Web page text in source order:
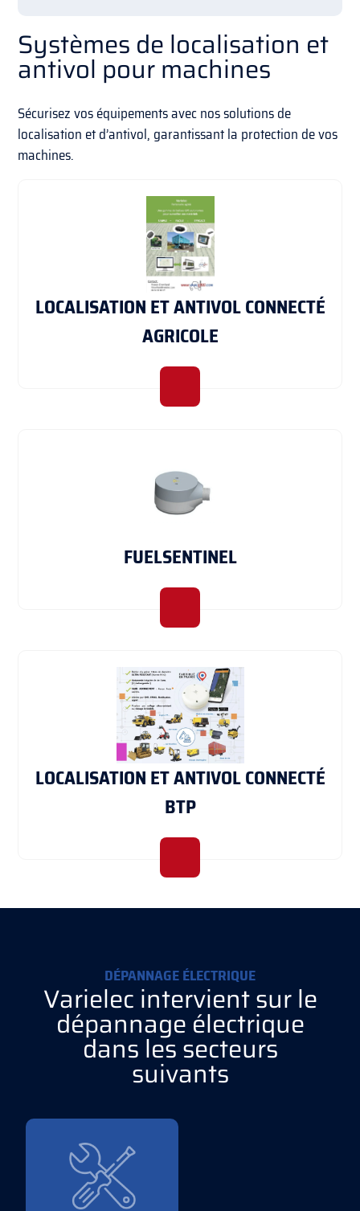
Systèmes de localisation et
antivol pour machines
Sécurisez vos équipements avec nos solutions de
localisation et d’antivol, garantissant la protection de vos
machines.
LOCALISATION ET ANTIVOL CONNECTÉ
AGRICOLE
FUELSENTINEL
LOCALISATION ET ANTIVOL CONNECTÉ
BTP
DÉPANNAGE ÉLECTRIQUE
Varielec intervient sur le
dépannage électrique
dans les secteurs
suivants